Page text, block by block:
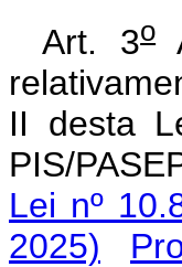
Art. 3o
II desta
PIS/
Lei nº
2025)